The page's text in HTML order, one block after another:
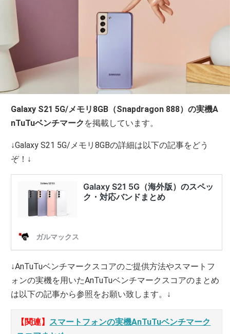
Galaxy S21 5G/メモリ8GB（Snapdragon 888）の実機A
nTuTuベンチマーク を掲載しています。
↓Galaxy S21 5G/メモリ8GBの詳細は以下の記事をどう
ぞ！↓
↓AnTuTuベンチマークスコアのご提供方法やスマートフ
ォンの実機を用いたAnTuTuベンチマークスコアのまとめ
は以下の記事から参照をお願い致します。↓
【関連】 スマートフォンの実機AnTuTuベンチマーク